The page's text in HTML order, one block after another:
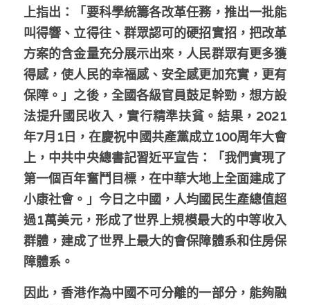
上指出：「要科學統籌各改革任務，推出一批能
叫得響、立得往、群眾認可的硬招實招，把改革
方案的含金量充分展示出來，人民群眾有更多獲
得感，使人民的幸福感、安全感更加充實，更有
保障。」之後，全國各級官員鼓足幹勁，想方設
法提升國民收入，實行精準扶貧。結果，2021
年7月1日，在慶祝中國共產黨成立100周年大會
上，中共中央總書記習近平宣告：「我們實現了
第一個百年奮鬥目標，在中華大地上全面建成了
小康社會。」今日之中國，人均國民生產總值超
過1萬美元，形成了世界上規模最大的中等收入
群體，建成了世界上最大的會保障體系和住房保
障體系。
因此，香港作為中國不可分離的一部分，能夠融